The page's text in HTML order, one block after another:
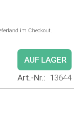
im Checkout.
AUF LAGER
Art.-Nr.
13644